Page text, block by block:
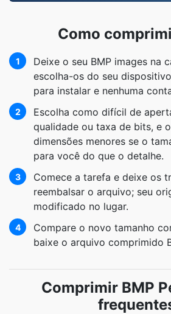
Como
1
Deixe o seu BMP images na
escolha-os do seu
para instalar e nenhuma
2
Escolha como difícil de
qualidade ou taxa de bits, e
dimensões menores se o
para você do que o detalhe.
3
Comece a tarefa e deixe os
reembalsar o arquivo; seu
modificado no lugar.
4
Compare o novo tamanho
baixe o arquivo comprimido
Comprimir BMP